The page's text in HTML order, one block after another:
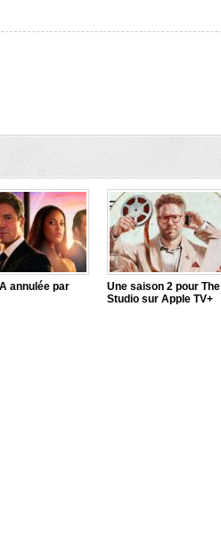
annulée par
Une saison 2 pour The
Studio sur Apple TV+